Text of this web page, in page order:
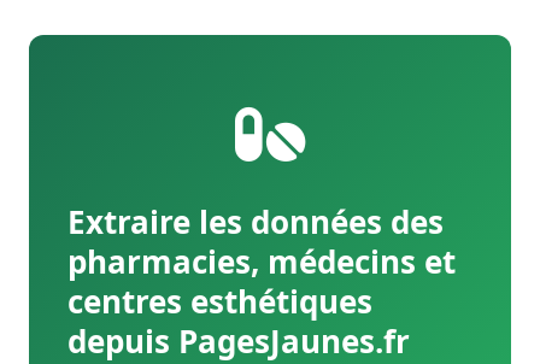
Extraire les données des
pharmacies, médecins et
centres esthétiques
depuis PagesJaunes.fr